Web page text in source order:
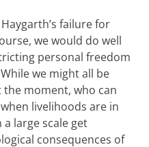
failure for
we would do well
personal freedom
we might all be
moment, who can
livelihoods are in
large scale get
consequences of